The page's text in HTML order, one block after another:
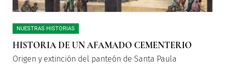
NUESTRAS HISTORIAS
HISTORIA DE UN AFAMADO CEMENTERIO
Origen y extinción del panteón de Santa Paula